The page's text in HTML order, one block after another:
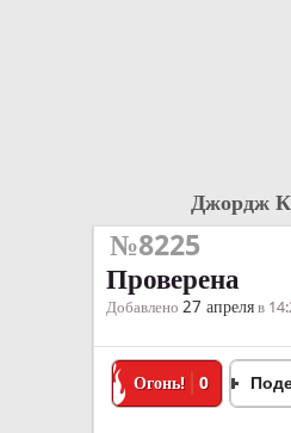
Джордж
№8225
Проверена
Добавлено 27 апреля в
Огонь! 0